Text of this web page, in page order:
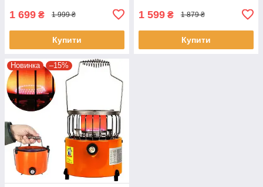
1 699 ₴ 1 999 ₴
Купити
1 599 ₴ 1 879 ₴
Купити
Новинка –15%